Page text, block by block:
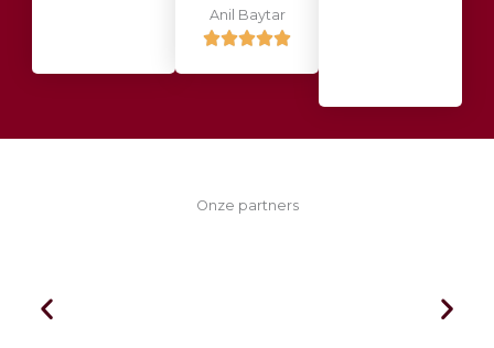
Anil Baytar
Onze partners